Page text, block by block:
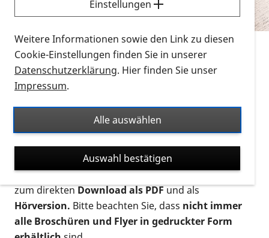
suchen und dieses bestellen bzw. herunterladen
können? Schauen Sie sich dieErklärvideos zum
Thema Infomaterial auf der PRO RETINA-Website
für blinde und sehbehinderte Menschen an.
Auf dieser Seite finden Sie sämtliches Infomaterial
Ort. Nutzen Sie den Formatfilter, um ausschließlich
nach Flyern und Broschüren, Audios oder Videos zu
suchen. Die meisten Flyer und Broschüren werden in
verschiedenen Formaten angeboten: zur
postalischen Bestellung als gedruckte Variante
zum direktenDownload als PDFund als
Hörversion. Bitte beachten Sie, dass nicht immer
alle Broschüren und Flyer in gedruckter Form
Einstellungen
Weitere Informationen sowie den Link zu diesen
Cookie-Einstellungen finden Sie in unserer
Datenschutzerklärung. Hier finden Sie unser
Impressum.
Alle auswählen
Auswahl bestätigen